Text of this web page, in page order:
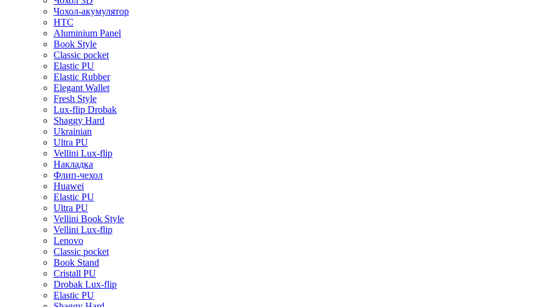
Чохол-акумулятор
HTC
Aluminium Panel
Book Style
Classic pocket
Elastic PU
Elastic Rubber
Elegant Wallet
Fresh Style
Lux-flip Drobak
Shaggy Hard
Ukrainian
Ultra PU
Vellini Lux-flip
Накладка
Флип-чехол
Huawei
Elastic PU
Ultra PU
Vellini Book Style
Vellini Lux-flip
Lenovo
Classic pocket
Book Stand
Cristall PU
Drobak Lux-flip
Elastic PU